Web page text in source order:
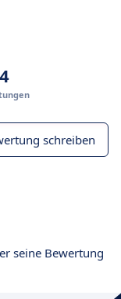
schreiben
seine Bewertung